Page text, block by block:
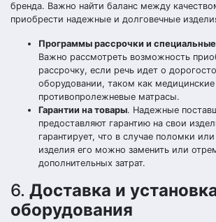
бренда. Важно найти баланс между
приобрести надежные и долговечные
Программы рассрочки и
Важно рассмотреть возможность
рассрочку, если речь идет о
оборудовании, таком как
противопролежневые матрасы.
Гарантии на товары. Надежные
предоставляют гарантию на свои
гарантирует, что в случае поломки
изделия его можно заменить или
дополнительных затрат.
6. Доставка и
оборудования